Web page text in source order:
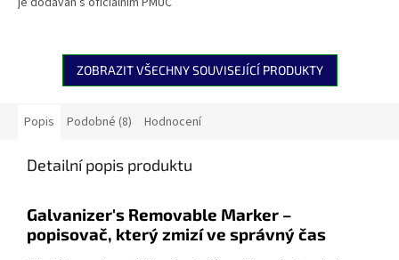
ZOBRAZIT VŠECHNY SOUVISEJÍCÍ PRODUKTY
Popis Podobné (8) Hodnocení
Detailní popis produktu
Galvanizer's Removable Marker –
popisovač, který zmizí ve správný čas